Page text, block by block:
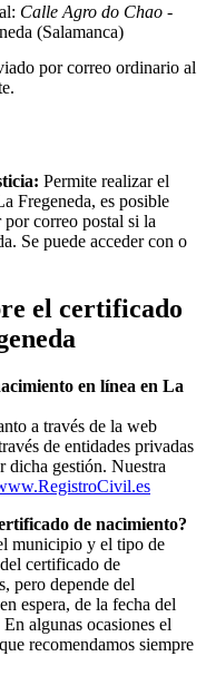
Calle Agro do Chao -
(Salamanca)
por correo ordinario al
Permite realizar el
Fregeneda, es posible
correo postal si la
Se puede acceder con o
el certificado
en línea en La
a través de la web
de entidades privadas
dicha gestión. Nuestra
de nacimiento?
municipio y el tipo de
certificado de
pero depende del
espera, de la fecha del
algunas ocasiones el
recomendamos siempre